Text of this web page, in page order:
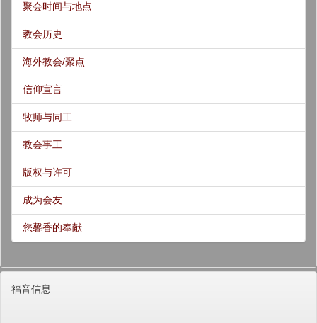
聚会时间与地点
教会历史
海外教会/聚点
信仰宣言
牧师与同工
教会事工
版权与许可
成为会友
您馨香的奉献
福音信息